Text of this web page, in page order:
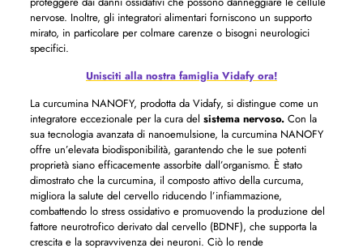
nervose. Inoltre, gli integratori alimentari forniscono un supporto
mirato, in particolare per colmare carenze o bisogni neurologici
specifici.
Unisciti alla nostra famiglia Vidafy ora!
La curcumina NANOFY, prodotta da Vidafy, si distingue come un
integratore eccezionale per la cura del sistema nervoso.Con la
sua tecnologia avanzata di nanoemulsione, la curcumina NANOFY
offre un’elevata biodisponibilità, garantendo che le sue potenti
proprietà siano efficacemente assorbite dall’organismo. È stato
dimostrato che la curcumina, il composto attivo della curcuma,
migliora la salute del cervello riducendo l’infiammazione,
combattendo lo stress ossidativo e promuovendo la produzione del
fattore neurotrofico derivato dal cervello (BDNF), che supporta la
crescita e la sopravvivenza dei neuroni. Ciò lo rende